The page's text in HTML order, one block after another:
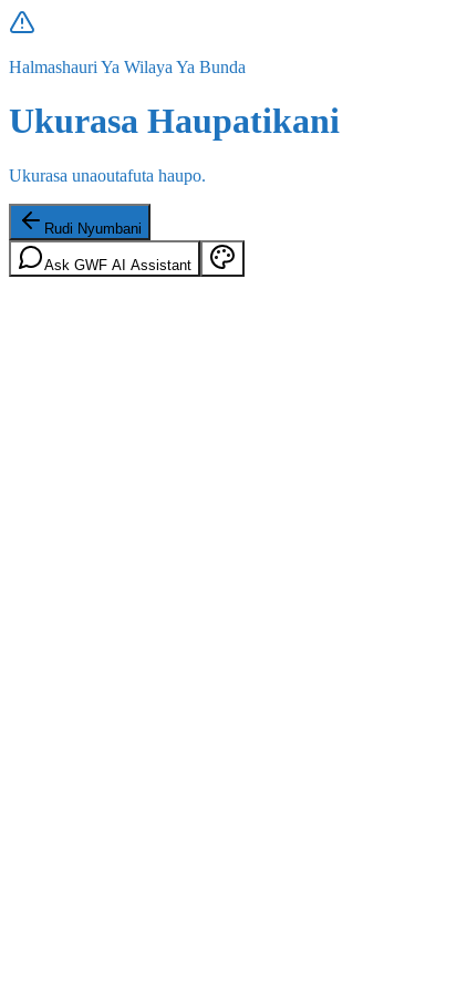
Halmashauri Ya Wilaya Ya Bunda
Ukurasa Haupatikani
Ukurasa unaoutafuta haupo.
Rudi Nyumbani
Ask GWF AI Assistant